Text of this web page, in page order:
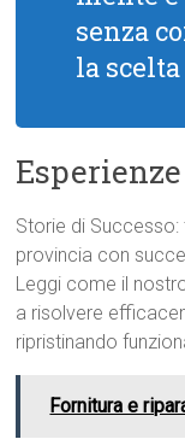
senza
la
Storie di
provincia con
Leggi come il
a risolvere
ripristinando
Fornitura e